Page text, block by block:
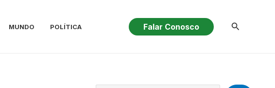
MUNDO POLÍTICA Falar Conosco Pesquisar